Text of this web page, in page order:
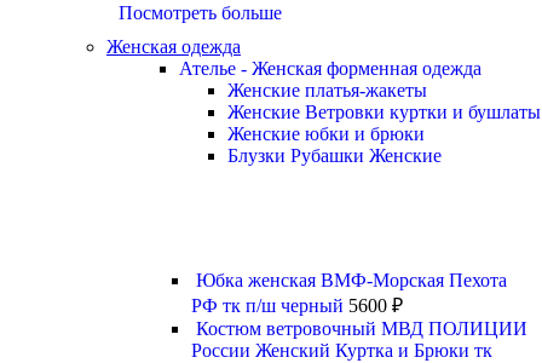
Посмотреть больше
Женская одежда
Ателье - Женская форменная одежда
Женские платья-жакеты
Женские Ветровки куртки и бушлаты
Женские юбки и брюки
Блузки Рубашки Женские
Юбка женская ВМФ-Морская Пехота
РФ тк п/ш черный 5600 ₽
Костюм ветровочный МВД ПОЛИЦИИ
России Женский Куртка и Брюки тк